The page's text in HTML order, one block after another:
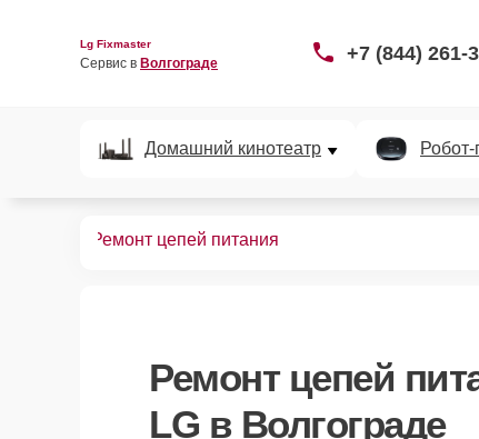
Lg Fixmaster
Сервис в Волгограде +7 (844) 261-
Домашний кинотеатр
Ремонт цепей питания
Ремонт цепей
LG в Волгограде